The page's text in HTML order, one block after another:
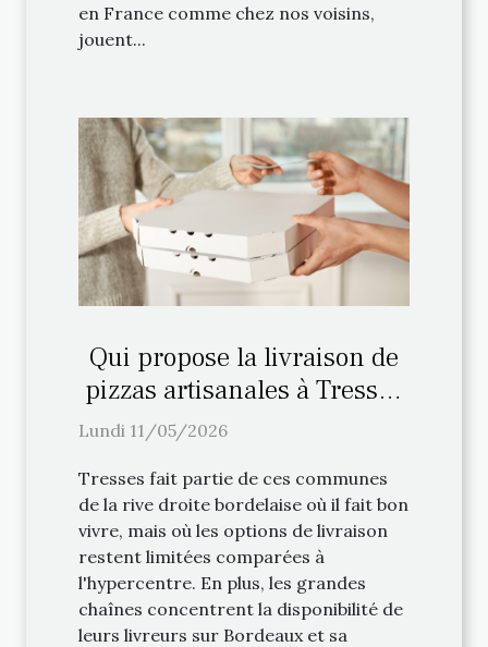
en France comme chez nos voisins,
jouent...
Qui propose la livraison de
pizzas artisanales à Tresses
(33) ?
Lundi 11/05/2026
Tresses fait partie de ces communes
de la rive droite bordelaise où il fait bon
vivre, mais où les options de livraison
restent limitées comparées à
l'hypercentre. En plus, les grandes
chaînes concentrent la disponibilité de
leurs livreurs sur Bordeaux et sa